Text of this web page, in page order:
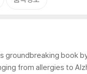
groundbreaking book
from allergies to